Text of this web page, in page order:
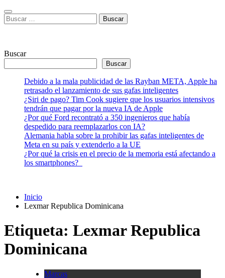
Buscar:
Buscar
Buscar
Debido a la mala publicidad de las Rayban META, Apple ha
retrasado el lanzamiento de sus gafas inteligentes
¿Siri de pago? Tim Cook sugiere que los usuarios intensivos
tendrán que pagar por la nueva IA de Apple
¿Por qué Ford recontrató a 350 ingenieros que había
despedido para reemplazarlos con IA?
Alemania habla sobre la prohibir las gafas inteligentes de
Meta en su país y extenderlo a la UE
¿Por qué la crisis en el precio de la memoria está afectando a
los smartphones?
Inicio
Lexmar Republica Dominicana
Etiqueta: Lexmar Republica
Dominicana
Marcas